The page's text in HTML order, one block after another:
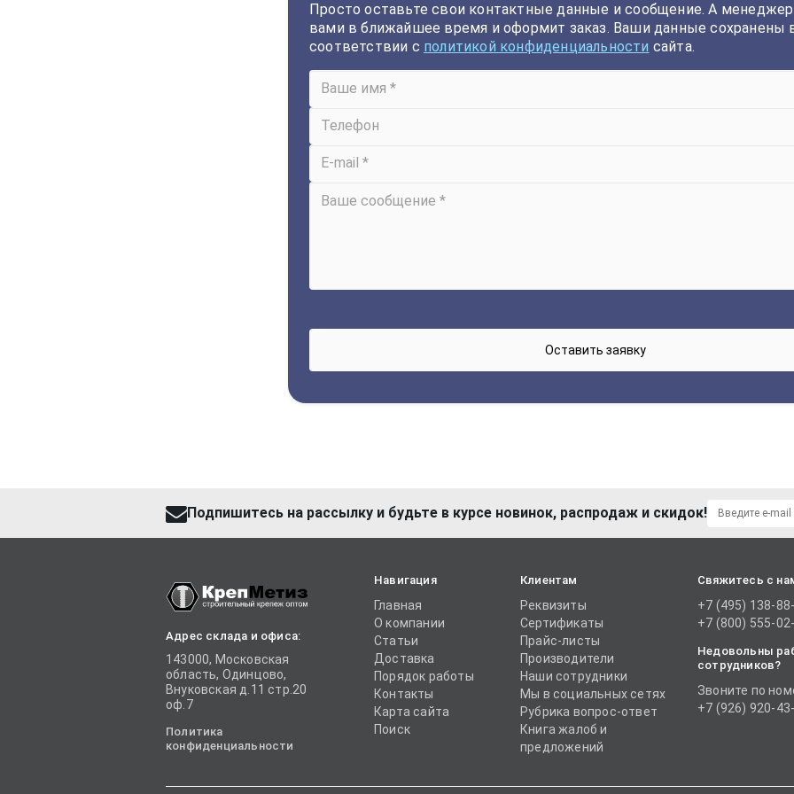
Просто оставьте свои контактные данные и сообщение. А
вами в ближайшее время и оформит заказ. Ваши данные сохранены
соответствии с политикой конфиденциальности сайта.
Подпишитесь на рассылку и будьте в курсе новинок, распродаж и скидок!
Адрес склада и офиса:
143000, Московская
область, Одинцово,
Внуковская д.11 стр.20
оф.7
Политика
конфиденциальности
Навигация
Главная
О компании
Статьи
Доставка
Порядок работы
Контакты
Карта сайта
Поиск
Клиентам
Реквизиты
Сертификаты
Прайс-листы
Производители
Наши сотрудники
Мы в социальных сетях
Рубрика вопрос-ответ
Книга жалоб и
предложений
Свяжитесь с
+7 (495) 138-
+7 (800) 555-
Недовольны
сотрудников?
Звоните по
+7 (926) 920-